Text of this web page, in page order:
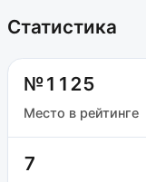
Статистика
№1125
Место в рейтинге
7